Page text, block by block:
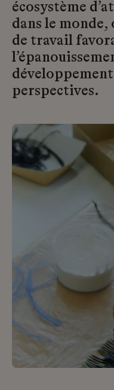
écosystème
dans le
de travail
perspectives.